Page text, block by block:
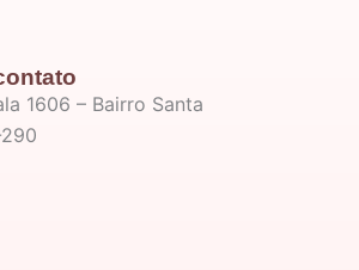
1606 – Bairro Santa